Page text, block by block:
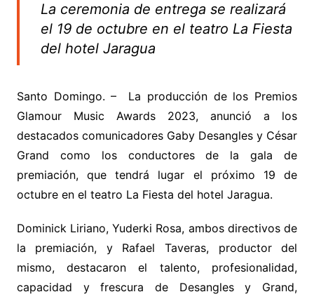
La ceremonia de entrega se realizará
el 19 de octubre en el teatro La Fiesta
del hotel Jaragua
Santo Domingo. – La producción de los Premios
Glamour Music Awards 2023, anunció a los
destacados comunicadores Gaby Desangles y César
Grand como los conductores de la gala de
premiación, que tendrá lugar el próximo 19 de
octubre en el teatro La Fiesta del hotel Jaragua.
Dominick Liriano, Yuderki Rosa, ambos directivos de
la premiación, y Rafael Taveras, productor del
mismo, destacaron el talento, profesionalidad,
capacidad y frescura de Desangles y Grand,